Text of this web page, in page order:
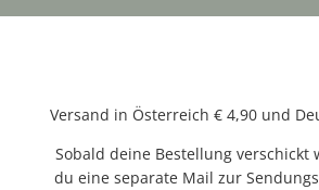
Versand in Österreich € 4,90 und
Sobald deine Bestellung verschickt
du eine separate Mail zur